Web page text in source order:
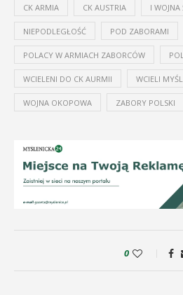
CK ARMIA CK AUSTRIA I
NIEPODLEGŁOŚĆ POD ZABORAMI
POLACY W ARMIACH ZABORCÓW
WCIELENI DO CK AURMII WCIELI
WOJNA OKOPOWA ZABORY POLSKI
0